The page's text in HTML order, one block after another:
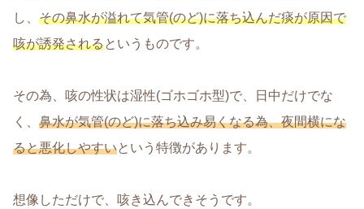
し、 その鼻水が溢れて気管(のど)に落ち込んだ痰が原因で
咳が誘発されるというものです。
その為、咳の性状は湿性(ゴホゴホ型)で、日中だけでな
く、 鼻水が気管(のど)に落ち込み易くなる為、夜間横にな
ると悪化しやすいという特徴があります。
想像しただけで、咳き込んできそうです。